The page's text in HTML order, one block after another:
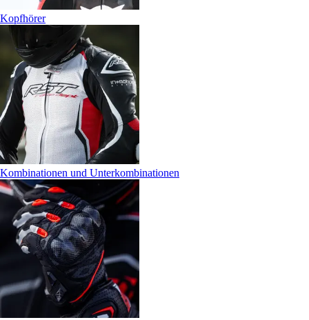
Kopfhörer
Kombinationen und Unterkombinationen